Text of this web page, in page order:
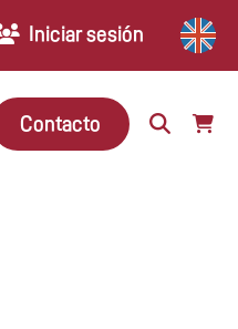
Iniciar sesión
Contacto